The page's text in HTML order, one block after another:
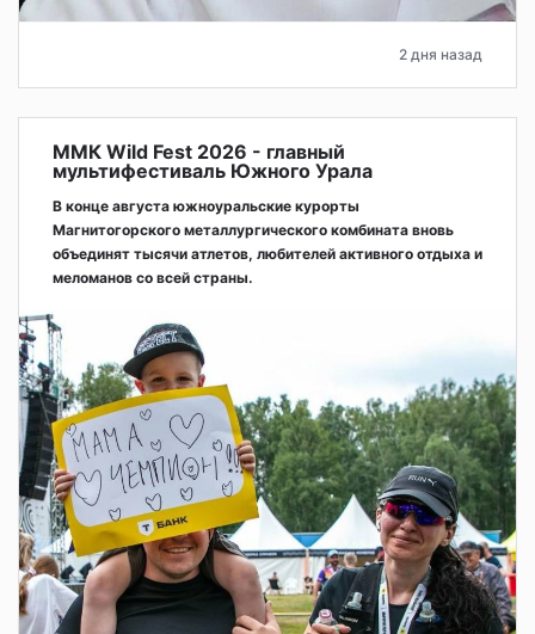
2 дня назад
ММК Wild Fest 2026 - главный
мультифестиваль Южного Урала
В конце августа южноуральские курорты
Магнитогорского металлургического комбината вновь
объединят тысячи атлетов, любителей активного отдыха и
меломанов со всей страны.